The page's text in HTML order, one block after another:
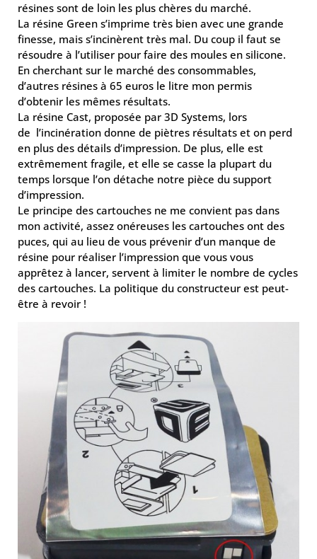
résines sont de loin les plus chères du marché.
La résine Green s’imprime très bien avec une grande
finesse, mais s’incinèrent très mal. Du coup il faut se
résoudre à l’utiliser pour faire des moules en silicone.
En cherchant sur le marché des consommables,
d’autres résines à 65 euros le litre mon permis
d’obtenir les mêmes résultats.
La résine Cast, proposée par 3D Systems, lors
de l’incinération donne de piètres résultats et on perd
en plus des détails d’impression. De plus, elle est
extrêmement fragile, et elle se casse la plupart du
temps lorsque l’on détache notre pièce du support
d’impression.
Le principe des cartouches ne me convient pas dans
mon activité, assez onéreuses les cartouches ont des
puces, qui au lieu de vous prévenir d’un manque de
résine pour réaliser l’impression que vous vous
apprêtez à lancer, servent à limiter le nombre de cycles
des cartouches. La politique du constructeur est peut-
être à revoir !